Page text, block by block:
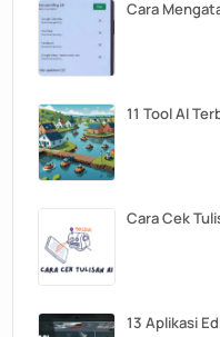
Cara
11 Tool AI
Cara Cek
13 Aplikasi